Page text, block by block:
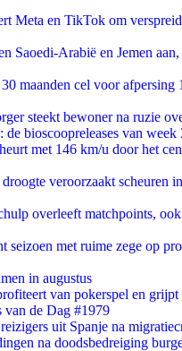
Meta en TikTok om
Saoedi-Arabië en Jemen
maanden cel voor afpersing
steekt bewoner na ruzie
bioscoopreleases van week
met 146 km/u door het
veroorzaakt scheuren
overleeft matchpoints,
seizoen met ruime zege op
in augustus
van pokerspel en
van de Dag #1979
uit Spanje na
na doodsbedreiging